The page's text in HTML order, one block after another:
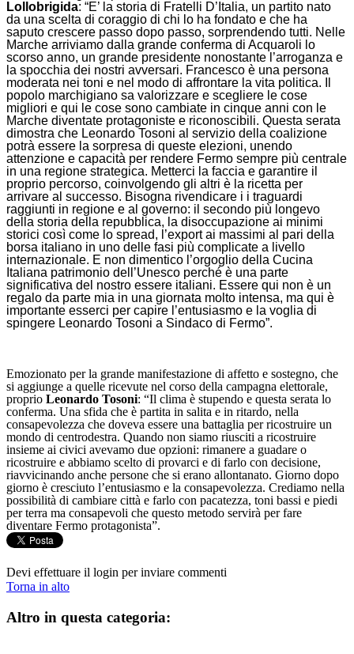
Lollobrigida: “E’ la storia di Fratelli D’Italia, un partito nato
da una scelta di coraggio di chi lo ha fondato e che ha
saputo crescere passo dopo passo, sorprendendo tutti. Nelle
Marche arriviamo dalla grande conferma di Acquaroli lo
scorso anno, un grande presidente nonostante l’arroganza e
la spocchia dei nostri avversari. Francesco è una persona
moderata nei toni e nel modo di affrontare la vita politica. Il
popolo marchigiano sa valorizzare e scegliere le cose
migliori e qui le cose sono cambiate in cinque anni con le
Marche diventate protagoniste e riconoscibili. Questa serata
dimostra che Leonardo Tosoni al servizio della coalizione
potrà essere la sorpresa di queste elezioni, unendo
attenzione e capacità per rendere Fermo sempre più centrale
in una regione strategica. Metterci la faccia e garantire il
proprio percorso, coinvolgendo gli altri è la ricetta per
arrivare al successo. Bisogna rivendicare i i traguardi
raggiunti in regione e al governo: il secondo più longevo
della storia della repubblica, la disoccupazione ai minimi
storici così come lo spread, l’export ai massimi al pari della
borsa italiano in uno delle fasi più complicate a livello
internazionale. E non dimentico l’orgoglio della Cucina
Italiana patrimonio dell’Unesco perché è una parte
significativa del nostro essere italiani. Essere qui non è un
regalo da parte mia in una giornata molto intensa, ma qui è
importante esserci per capire l’entusiasmo e la voglia di
spingere Leonardo Tosoni a Sindaco di Fermo”.
Emozionato per la grande manifestazione di affetto e sostegno, che
si aggiunge a quelle ricevute nel corso della campagna elettorale,
proprio Leonardo Tosoni: “Il clima è stupendo e questa serata lo
conferma. Una sfida che è partita in salita e in ritardo, nella
consapevolezza che doveva essere una battaglia per ricostruire un
mondo di centrodestra. Quando non siamo riusciti a ricostruire
insieme ai civici avevamo due opzioni: rimanere a guadare o
ricostruire e abbiamo scelto di provarci e di farlo con decisione,
riavvicinando anche persone che si erano allontanato. Giorno dopo
giorno è cresciuto l’entusiasmo e la consapevolezza. Crediamo nella
possibilità di cambiare città e farlo con pacatezza, toni bassi e piedi
per terra ma consapevoli che questo metodo servirà per fare
diventare Fermo protagonista”.
Devi effettuare il login per inviare commenti
Torna in alto
Altro in questa categoria: